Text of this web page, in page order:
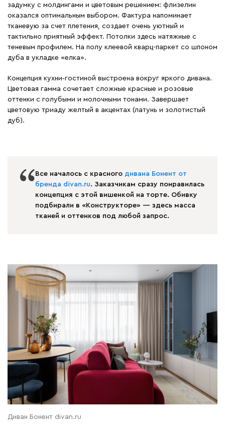
задумку с молдингами и цветовым решением: флизелин
оказался оптимальным выбором. Фактура напоминает
тканевую за счет плетения, создает очень уютный и
тактильно приятный эффект. Потолки здесь натяжные с
теневым профилем. На полу клеевой кварц-паркет со шпоном
дуба в укладке «елка».
Концепция кухни‑гостиной выстроена вокруг яркого дивана.
Цветовая гамма сочетает сложные красные и розовые
оттенки с голубыми и молочными тонами. Завершает
цветовую триаду желтый в акцентах (латунь и золотистый
дуб).
Все началось с красного дивана Бонент от
бренда divan.ru. Заказчикам сразу понравилась
концепция с этой вишенкой на торте. Обивку
подбирали в «Конструкторе» — здесь масса
тканей и оттенков под любой запрос.
Диван Бонент divan.ru